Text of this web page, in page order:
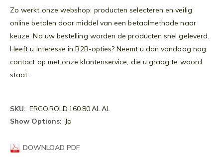
Zo werkt onze webshop: producten selecteren en veilig
online betalen door middel van een betaalmethode naar
keuze. Na uw bestelling worden de producten snel geleverd.
Heeft u interesse in B2B-opties? Neemt u dan vandaag nog
contact op met onze klantenservice, die u graag te woord
staat.
Meer
informatie
ERGO.ROLD.160.80.AL.AL
Ja
DOWNLOAD PDF